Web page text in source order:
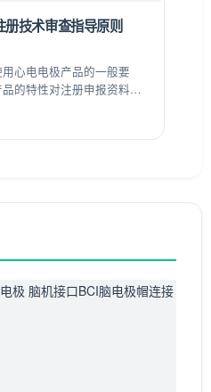
技术审查指导原则
心电电极产品的一般要
的特性对注册申报资料的
适用，若不适用，需具体